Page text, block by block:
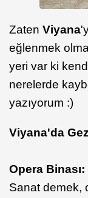
Zaten Viyana
eğlenmek
yeri var ki
nerelerde
yazıyorum :)
Viyana'da
Opera Binası:
Sanat demek,